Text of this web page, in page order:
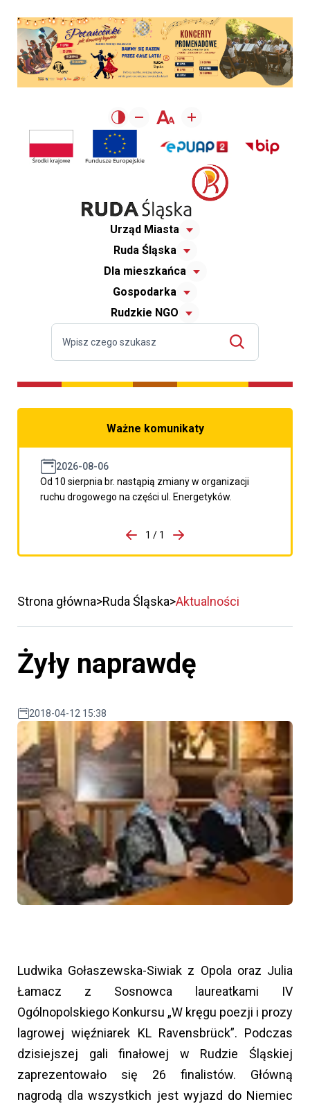
Urząd Miasta
Ruda Śląska
Dla mieszkańca
Gospodarka
Rudzkie NGO
Ważne komunikaty
2026-08-06
Od 10 sierpnia br. nastąpią zmiany w organizacji
ruchu drogowego na części ul. Energetyków.
porzpedniego komunikatu
1 / 1
Przejdź do następnego
Strona główna Ruda Śląska Aktualności
Żyły naprawdę
2018-04-12 15:38
Ludwika Gołaszewska-Siwiak z Opola oraz Julia
Łamacz z Sosnowca laureatkami IV
Ogólnopolskiego Konkursu „W kręgu poezji i prozy
lagrowej więźniarek KL Ravensbrück”. Podczas
dzisiejszej gali finałowej w Rudzie Śląskiej
zaprezentowało się 26 finalistów. Główną
nagrodą dla wszystkich jest wyjazd do Niemiec